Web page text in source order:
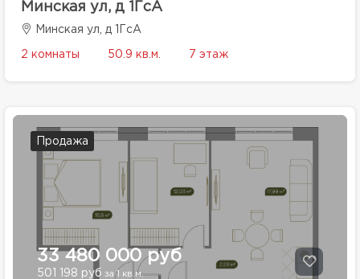
Минская ул, д 1ГсА
Минская ул, д 1ГсА
2 комнаты 50.9 кв.м. 7 этаж
Продажа
33 480 000 руб
501 198 руб за 1 кв.м.